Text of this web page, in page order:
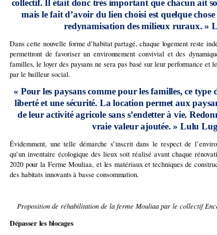
collectif. Il était donc très important que chacun ait
mais le fait d’avoir du lien choisi est quelque
redynamisation des milieux ruraux. »
Dans cette nouvelle forme d’habitat partagé, chaque logement reste
permettront de favoriser un environnement convivial et des
familles, le loyer des paysans ne sera pas basé sur leur performance et
par le bailleur social.
« Pour les paysans comme pour les familles, ce type
liberté et une sécurité. La location permet aux
de leur activité agricole sans s’endetter à vie.
vraie valeur ajoutée. » Lulu
Évidemment, une telle démarche s’inscrit dans le respect de
qu’un inventaire écologique des lieux soit réalisé avant chaque
2020 pour la Ferme Mouliaa, et les matériaux et techniques de
des habitats innovants à basse consommation.
Proposition de réhabilitation de la ferme Mouliaa par le collectif
Dépasser les blocages